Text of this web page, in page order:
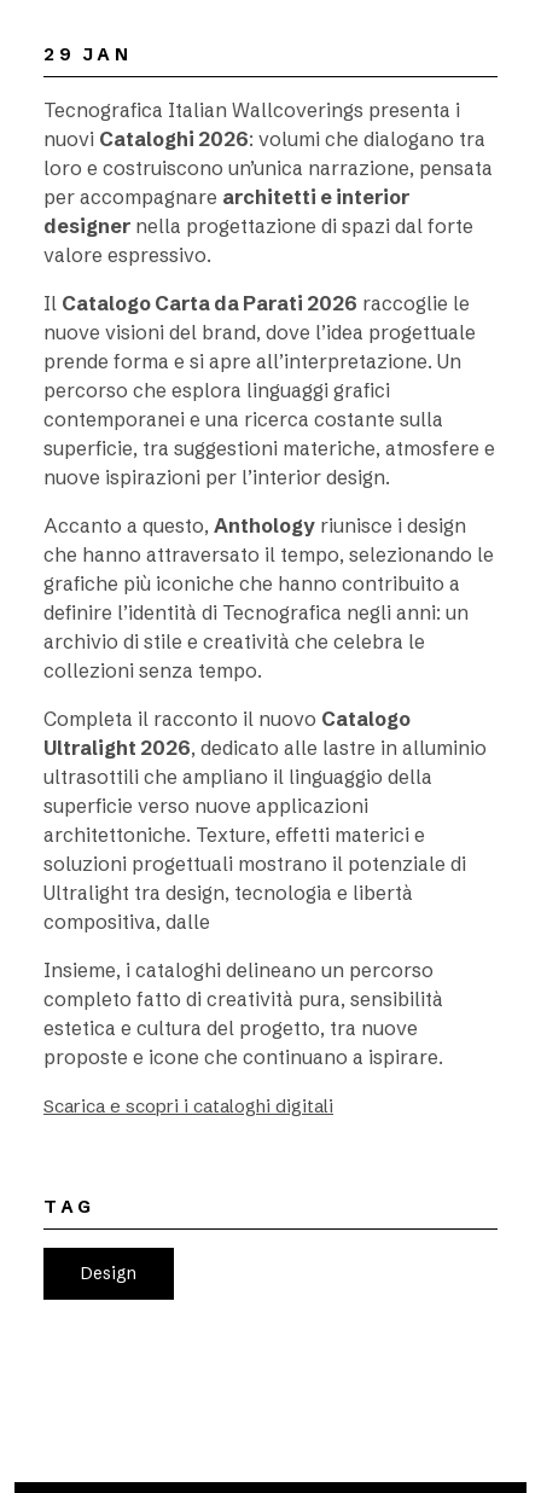
29 JAN
Tecnografica Italian Wallcoverings presenta i
nuovi Cataloghi 2026: volumi che dialogano tra
loro e costruiscono un’unica narrazione, pensata
per accompagnare architetti e interior
designer nella progettazione di spazi dal forte
valore espressivo.
Il Catalogo Carta da Parati 2026 raccoglie le
nuove visioni del brand, dove l’idea progettuale
prende forma e si apre all’interpretazione. Un
percorso che esplora linguaggi grafici
contemporanei e una ricerca costante sulla
superficie, tra suggestioni materiche, atmosfere e
nuove ispirazioni per l’interior design.
Accanto a questo, Anthology riunisce i design
che hanno attraversato il tempo, selezionando le
grafiche più iconiche che hanno contribuito a
definire l’identità di Tecnografica negli anni: un
archivio di stile e creatività che celebra le
collezioni senza tempo.
Completa il racconto il nuovo Catalogo
Ultralight 2026, dedicato alle lastre in alluminio
ultrasottili che ampliano il linguaggio della
superficie verso nuove applicazioni
architettoniche. Texture, effetti materici e
soluzioni progettuali mostrano il potenziale di
Ultralight tra design, tecnologia e libertà
compositiva, dalle
Insieme, i cataloghi delineano un percorso
completo fatto di creatività pura, sensibilità
estetica e cultura del progetto, tra nuove
proposte e icone che continuano a ispirare.
Scarica e scopri i cataloghi digitali
TAG
Design